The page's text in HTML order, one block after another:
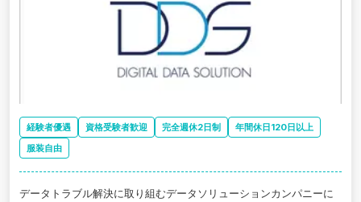
経験者優遇 資格受験者歓迎 完全週休2日制
年間休日120日以上
服装自由
データトラブル解決に取り組むデータソリューションカンパニーに